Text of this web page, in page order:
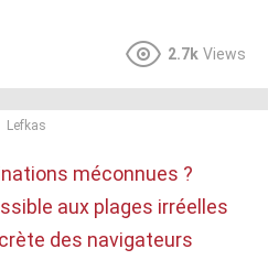
2.7k Views
Lefkas
méconnues ?
aux plages irréelles
des navigateurs